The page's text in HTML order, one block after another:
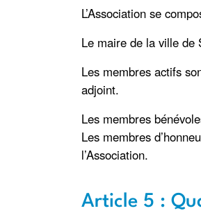
L’Association se
Le maire de la ville de
Les membres actifs
adjoint.
Les membres
Les membres
l’Association.
Article 5 :